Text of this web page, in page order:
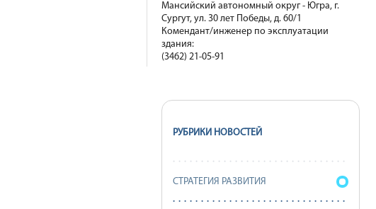
Мансийский автономный округ - Югра, г.
Сургут, ул. 30 лет Победы, д. 60/1
Комендант/инженер по эксплуатации
здания:
(3462) 21-05-91
РУБРИКИ НОВОСТЕЙ
СТРАТЕГИЯ РАЗВИТИЯ